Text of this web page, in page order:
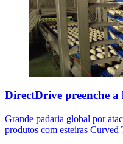
DirectDrive preenche a
Grande padaria global por
produtos com esteiras